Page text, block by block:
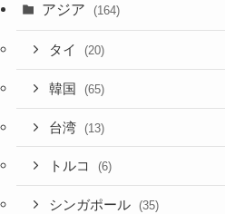
アジア (164)
タイ (20)
韓国 (65)
台湾 (13)
トルコ (6)
シンガポール (35)